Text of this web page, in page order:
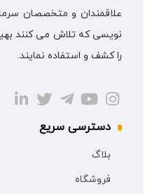
علاقمندان و متخصصان
نویسی که تلاش می کنند
را کشف و استفاده نمایند.
دسترسی سریع
بلاگ
فروشگاه